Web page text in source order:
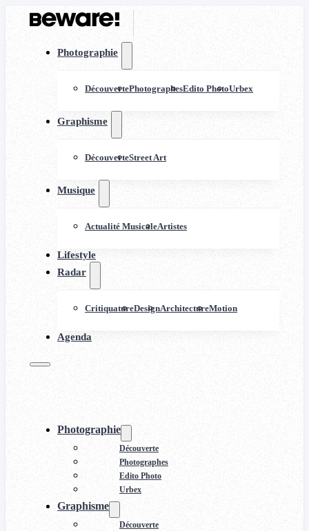
Photographie
DécouvertePhotographesEdito PhotoUrbex
Graphisme
DécouverteStreet Art
Musique
Actualité MusicaleArtistes
Lifestyle
Radar
CritiquatureDesignArchitectureMotion
Agenda
Photographie
Découverte
Photographes
Edito Photo
Urbex
Graphisme
Découverte